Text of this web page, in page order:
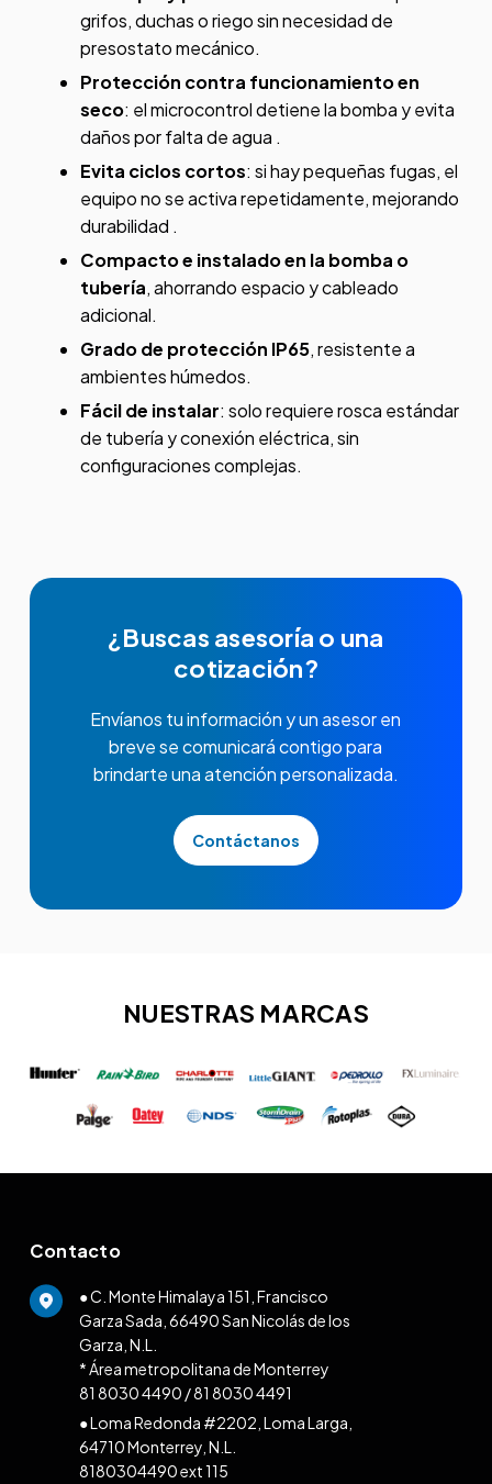
grifos, duchas o riego sin necesidad de
presostato mecánico.
Protección contra funcionamiento en
seco: el microcontrol detiene la bomba y evita
daños por falta de agua .
Evita ciclos cortos: si hay pequeñas fugas, el
equipo no se activa repetidamente, mejorando
durabilidad .
Compacto e instalado en la bomba o
tubería, ahorrando espacio y cableado
adicional.
Grado de protección IP65, resistente a
ambientes húmedos.
Fácil de instalar: solo requiere rosca estándar
de tubería y conexión eléctrica, sin
configuraciones complejas.
¿Buscas asesoría o una
cotización?
Envíanos tu información y un asesor en
breve se comunicará contigo para
brindarte una atención personalizada.
Contáctanos
NUESTRAS MARCAS
Contacto
● C. Monte Himalaya 151, Francisco
Garza Sada, 66490 San Nicolás de los
Garza, N.L.
* Área metropolitana de Monterrey
81 8030 4490 /81 8030 4491
● Loma Redonda #2202, Loma Larga,
64710 Monterrey, N.L.
8180304490 ext 115